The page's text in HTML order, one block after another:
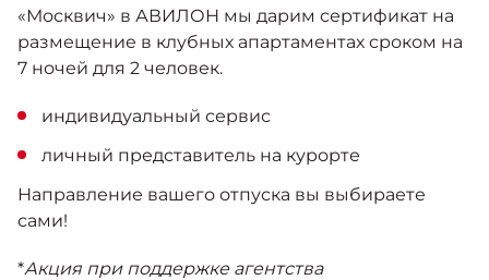
Москвич 6
Яркий динамичный седан
от 2 237 000 ₽*
Москвич 3 с ручным
Кроссовер, создающий равные
Кредитные программы
Спецпредложения
Калькулятор трейд-ин
Моторное масло
АКСЕССУАРЫ
СОТРУДНИКИ
КОНТАКТЫ
«Москвич» в АВИЛОН мы дарим сертификат на
размещение в клубных апартаментах сроком на
7 ночей для 2 человек.
индивидуальный сервис
личный представитель на курорте
Направление вашего отпуска вы выбираете
сами!
*Акция при поддержке агентства